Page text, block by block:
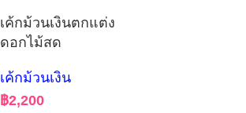
เค้กม้วนเงินตกแต่ง
ดอกไม้สด
เค้กม้วนเงิน
฿2,200